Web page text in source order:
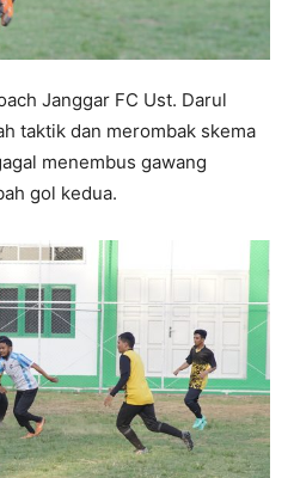
Janggar FC Ust. Darul
taktik dan merombak skema
menembus gawang
gol kedua.